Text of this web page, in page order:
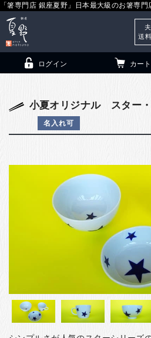
「箸専門店 銀座夏野」日本最大級のお箸専門
箸（贈答用・自宅用）
銀座夏野・箸長について
こども和食器 小夏について
ご利用ガイド
お問い合わせ
ログイン カート
送
小夏オリジナル スター
名入れ可